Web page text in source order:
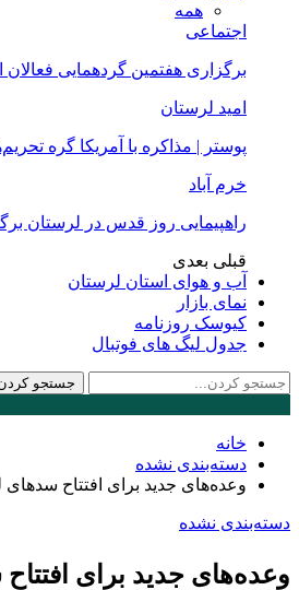
همه
اجتماعی
برگزاری هفتمین گردهمایی
امید لرستان
پوستر | مذاکره با آمریکا گره
خرم آباد
راهپیمایی روز قدس در لرستان
قبلی بعدی
آب و هوای استان لرستان
نمای بازار
کیوسک روزنامه
جدول لیگ های فوتبال
خانه
دسته‌بندی نشده
وعده‌های جدید برای افتتاح
دسته‌بندی نشده
وعده‌های جدید برای